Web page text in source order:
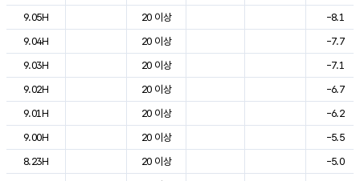
9.05H
20 이상
-8.1
9.04H
20 이상
-7.7
9.03H
20 이상
-7.1
9.02H
20 이상
-6.7
9.01H
20 이상
-6.2
9.00H
20 이상
-5.5
8.23H
20 이상
-5.0